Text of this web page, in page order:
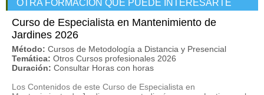
OTRA FORMACIÓN QUE PUEDE INTERESARTE
Curso de Especialista en Mantenimiento de
Jardines 2026
Método: Cursos de Metodología a Distancia y Presencial
Temática: Otros Cursos profesionales 2026
Duración: Consultar Horas con horas
Los Contenidos de este Curso de Especialista en